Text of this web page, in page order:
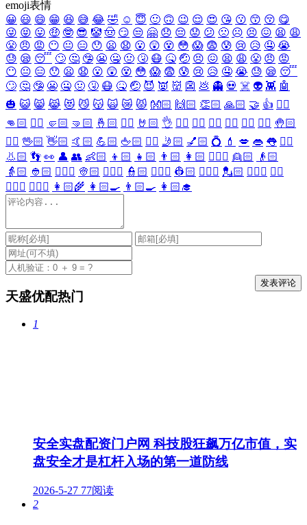
emoji表情
😀 😃 😄 😁 😆 😅 😂 🤣 ☺️ 😇 🙂 🙃 😉 😌 😍 😘 😗 😙 😚 😋
😜 😝 😛 🤑 🤓 😎 🤡 🤠 😏 😒 🤗 😞 😔 😟 😕 🙁 ☹️ 😣 😖 😫 😩
😤 😠 😡 😶 😐 😑 😯 😦 😧 😮 😲 😵 😳 😱 😨 😰 😢 😥 🤤 😭
😓 😪 😴 🙄 🤔 🤥 😬 🤐 🤢 🤧 😷 🤒 🤕 😣 😖 😫 😩 😤 😠 😡
😶 😐 😑 😯 😦 😧 😮 😲 😵 😳 😱 😨 😰 😢 😥 🤤 😭 😓 😪 😴
🙄 🤔 🤥 😬 🤐 🤢 🤧 😷 🤒 🤕 😈 👿 👹 👺 💩 👻 💀 ☠️ 👽 👾 🤖
🎃 😺 😸 😹 😻 😼 😽 🙀 😿 😾 👐🏻 🙌🏻 👏🏻 🙏🏻 🤝 👍 👎🏻
👊🏻 ✊🏻 🤛🏻 🤜🏻 🤞🏻 ✌🏻 🤘🏻 👌 👈🏻 👉🏻 👆🏻 👇🏻 ☝🏻 ✋🏻 🤚🏻
🖐🏻 🖖🏻 👋🏻 🤙🏻 💪🏻 🖕🏻 ✍🏻 🤳🏻 💅🏻 💍 💄 💋 👄 👅 👂🏻
👃🏻 👣 👀 👤 👥 👶🏻 👦🏻 👧🏻 👨🏻 👩🏻 👱🏻‍♀️ 👱🏻
👴🏻
👵🏻 👲🏻 👳🏻‍♀️ 👳🏻 👮🏻‍♀️ 👮🏻 👷🏻‍♀️ 👷🏻 💂🏻‍♀️ 💂🏻 🕵🏻‍♀️ 🕵🏻
👩🏻‍⚕️ 👨🏻‍⚕️ 👩🏻‍🌾 👩🏻‍🍳 👨🏻‍🍳 👩🏻‍🎓
天盛优配热门
1
安全实盘配资门户网 科技股狂飙万亿市值，实
盘安全才是杠杆入场的第一道防线
2026-5-27 77阅读
2